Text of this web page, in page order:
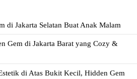
di Jakarta Selatan Buat Anak Malam
Gem di Jakarta Barat yang Cozy &
di Atas Bukit Kecil, Hidden Gem